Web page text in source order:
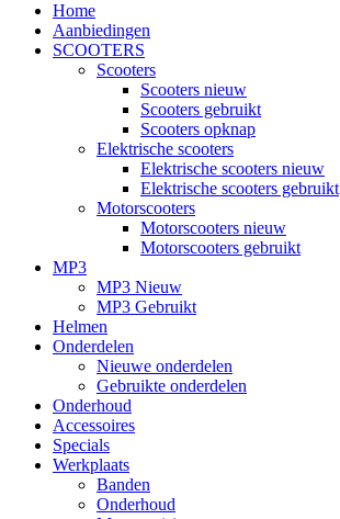
Home
Aanbiedingen
SCOOTERS
Scooters
Scooters nieuw
Scooters gebruikt
Scooters opknap
Elektrische scooters
Elektrische scooters nieuw
Elektrische scooters gebruikt
Motorscooters
Motorscooters nieuw
Motorscooters gebruikt
MP3
MP3 Nieuw
MP3 Gebruikt
Helmen
Onderdelen
Nieuwe onderdelen
Gebruikte onderdelen
Onderhoud
Accessoires
Specials
Werkplaats
Banden
Onderhoud